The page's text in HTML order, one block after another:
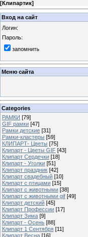
[Клипартик]
Вход на сайт
Логин:
Пароль:
запомнить
Меню сайта
Categories
РАМКИ [79]
GIF рамки [47]
Рамки детские [31]
Рамки-кластеры [59]
КЛИПАРТ- Цветы [75]
Клипарт - Цветы GIF [43]
Клипарт Сердечки [18]
Клипарт - Уголки [51]
Клипарт праздник [42]
Клипарт свадебный [10]
Клипарт с птицами [15]
Клипарт с животными [38]
Клипарт с животными gif [49]
Клипарт детский [45]
Клипарт Профессии [17]
Клипарт Зима [9]
Клипарт - Осень [88]
Клипарт 1 Сентября [11]
Клипарт Весна [16]